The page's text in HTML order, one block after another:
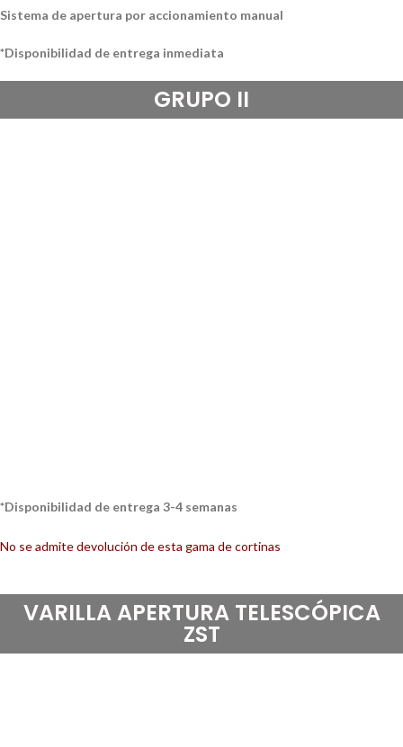
Sistema de apertura por accionamiento manual
*Disponibilidad de entrega inmediata
GRUPO II
*Disponibilidad de entrega 3-4 semanas
No se admite devolución de esta gama de cortinas
VARILLA APERTURA TELESCÓPICA
ZST